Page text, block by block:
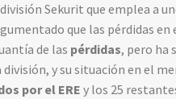
Sekurit queemplea a
que las pérdidas
de las pérdidas, pero ha
y su situación en el
por el ERE y los 25